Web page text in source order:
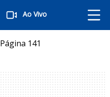
Ao Vivo
Página 141